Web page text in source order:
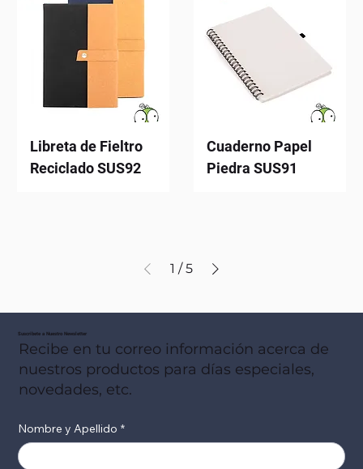
Libreta de Fieltro
Reciclado SUS92
Cuaderno Papel
Piedra SUS91
1 / 5
Suscribete a Nuestro Newsletter
Recibe en tu correo información acerca de
nuestros productos para días especiales,
novedades, etc.
Nombre y Apellido *